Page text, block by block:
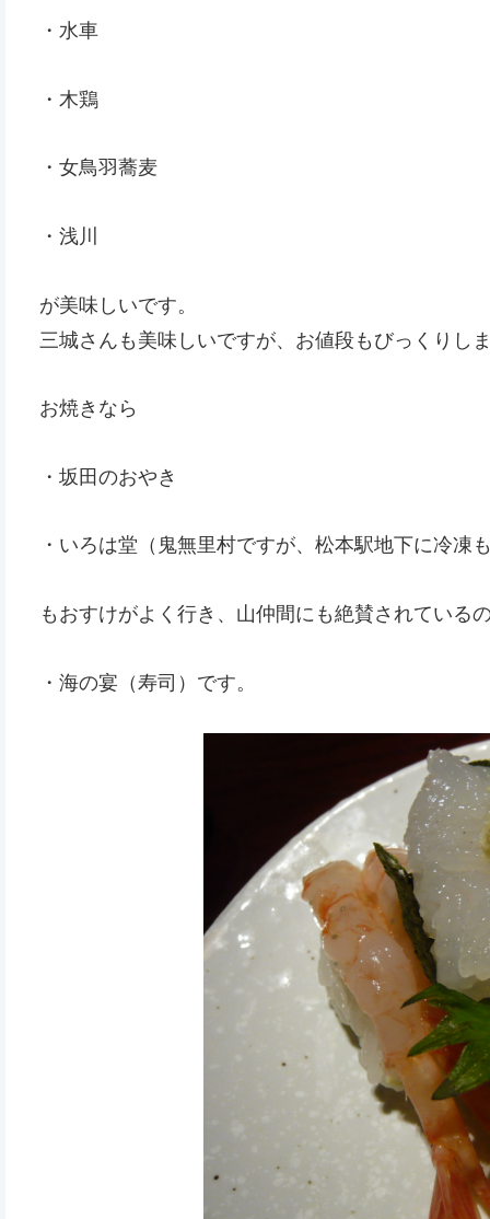
・水車
・木鶏
・女鳥羽蕎麦
・浅川
が美味しいです。
三城さんも美味しいですが、お値段もびっくりし
お焼きなら
・坂田のおやき
・いろは堂（鬼無里村ですが、松本駅地下に冷凍
もおすけがよく行き、山仲間にも絶賛されている
・海の宴（寿司）です。